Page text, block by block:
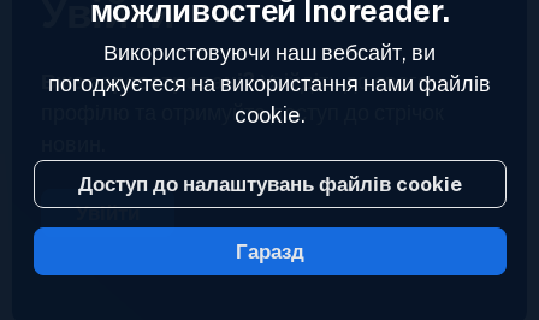
Увійти
Вже зареєстровані?Увійдіть до свого
профілю та отримуйте доступ до стрічок
Увійти
2023 © Inoreader
можливостей Inoreader.
Використовуючи наш вебсайт, ви
погоджуєтеся на використання нами файлів
cookie.
Доступ до налаштувань файлів cookie
Гаразд